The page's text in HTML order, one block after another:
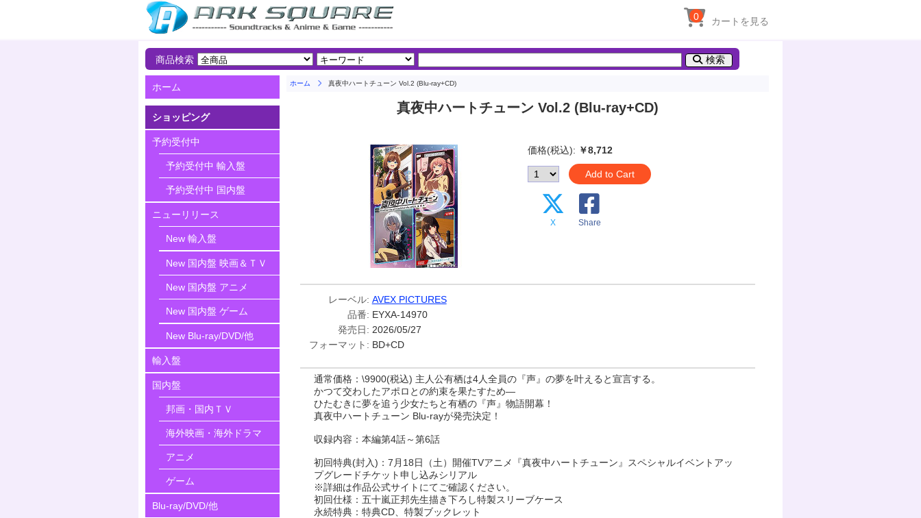
カートを見る
0
商品検索 検索
ホーム
ショッピング
予約受付中
予約受付中 輸入盤
予約受付中 国内盤
ニューリリース
New 輸入盤
New 国内盤 映画＆ＴＶ
New 国内盤 アニメ
New 国内盤 ゲーム
New Blu-ray/DVD/他
輸入盤
国内盤
邦画・国内ＴＶ
海外映画・海外ドラマ
アニメ
ゲーム
Blu-ray/DVD/他
ホーム 真夜中ハートチューン Vol.2 (Blu-ray+CD)
真夜中ハートチューン Vol.2 (Blu-ray+CD)
価格(税込): ￥8,712
Add to Cart
X Share
レーベル: AVEX PICTURES
品番: EYXA-14970
発売日: 2026/05/27
フォーマット: BD+CD
通常価格：\9900(税込) 主人公有栖は4人全員の『声』の夢を叶えると宣言する。
かつて交わしたアポロとの約束を果たすため―
ひたむきに夢を追う少女たちと有栖の『声』物語開幕！
真夜中ハートチューン Blu-rayが発売決定！
収録内容：本編第4話～第6話
初回特典(封入)：7月18日（土）開催TVアニメ『真夜中ハートチューン』スペシャルイベントアッ
プグレードチケット申し込みシリアル
※詳細は作品公式サイトにてご確認ください。
初回仕様：五十嵐正邦先生描き下ろし特製スリーブケース
永続特典：特典CD、特製ブックレット